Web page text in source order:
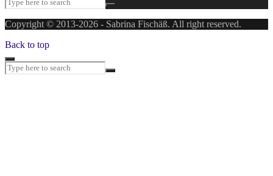
Copyright © 2013-2026 - Sabrina Fischäß. All right reserved.
Back to top